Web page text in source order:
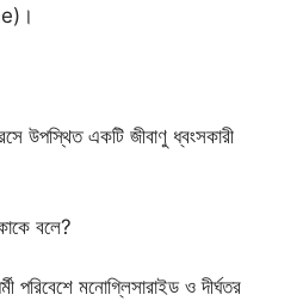
উপস্থিত একটি জীবাণু ধ্বংসকারী
বলে?
পরিবেশে মনোগ্লিসারাইড ও দীর্ঘতর